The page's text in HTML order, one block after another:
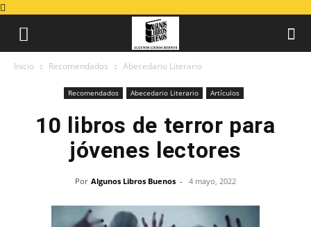
Inicio Recomendados Abecedario Literario
Recomendados Abecedario Literario Artículos
10 libros de terror para
jóvenes lectores
Por Algunos Libros Buenos - 4 mayo, 2022